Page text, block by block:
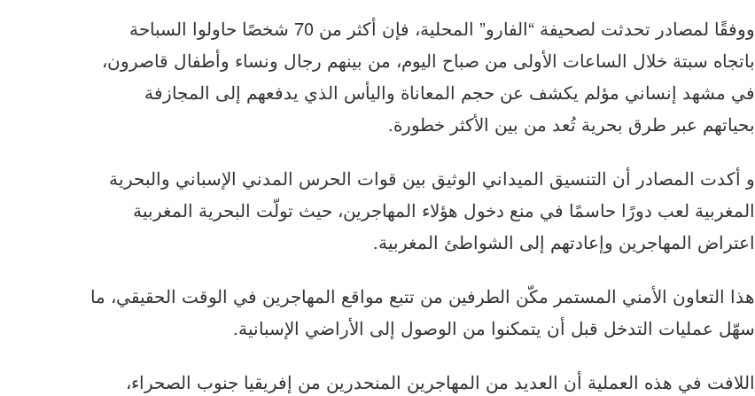
ووفقًا لمصادر تحدثت لصحيفة “الفارو” المحلية، فإن أكثر من 70 شخصًا حاولوا السباحة
باتجاه سبتة خلال الساعات الأولى من صباح اليوم، من بينهم رجال ونساء وأطفال قاصرون،
في مشهد إنساني مؤلم يكشف عن حجم المعاناة واليأس الذي يدفعهم إلى المجازفة
بحياتهم عبر طرق بحرية تُعد من بين الأكثر خطورة.
و أكدت المصادر أن التنسيق الميداني الوثيق بين قوات الحرس المدني الإسباني والبحرية
المغربية لعب دورًا حاسمًا في منع دخول هؤلاء المهاجرين، حيث تولّت البحرية المغربية
اعتراض المهاجرين وإعادتهم إلى الشواطئ المغربية.
هذا التعاون الأمني المستمر مكّن الطرفين من تتبع مواقع المهاجرين في الوقت الحقيقي، ما
سهّل عمليات التدخل قبل أن يتمكنوا من الوصول إلى الأراضي الإسبانية.
اللافت في هذه العملية أن العديد من المهاجرين المنحدرين من إفريقيا جنوب الصحراء،